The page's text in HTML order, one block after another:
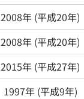
2008年 (平成20年)
2008年 (平成20年)
2015年 (平成27年)
1997年 (平成9年)